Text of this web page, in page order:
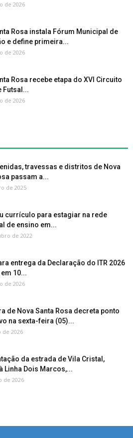
de 2026
Rosa instala Fórum Municipal de
e define primeira...
de 2026
Rosa recebe etapa do XVI Circuito
Futsal...
de 2026
travessas e distritos de Nova
passam a...
de 2025
currículo para estagiar na rede
de ensino em...
de 2022
entrega da Declaração do ITR 2026
10...
de 2026
de Nova Santa Rosa decreta ponto
na sexta-feira (05)...
de 2026
da estrada de Vila Cristal,
Linha Dois Marcos,...
de 2026